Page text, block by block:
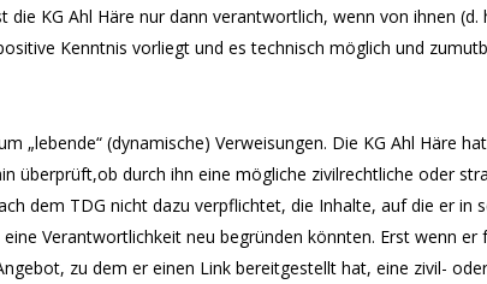
die KG Ahl Häre nur dann verantwortlich, wenn von ihnen (d.
Kenntnis vorliegt und es technisch möglich und
„lebende“ (dynamische) Verweisungen. Die KG Ahl Häre
überprüft,ob durch ihn eine mögliche zivilrechtliche oder
dem TDG nicht dazu verpflichtet, die Inhalte, auf die er in
Verantwortlichkeit neu begründen könnten. Erst wenn
zu dem er einen Link bereitgestellt hat, eine zivil- oder